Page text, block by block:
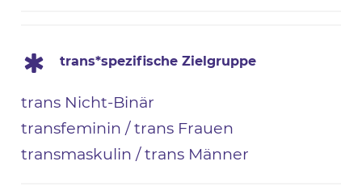
trans*spezifische Zielgruppe
trans Nicht-Binär
transfeminin / trans Frauen
transmaskulin / trans Männer